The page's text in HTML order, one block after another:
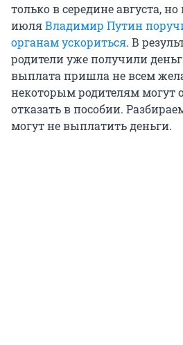
только в середине августа,
июляВладимир Путин
органам ускориться. В
родители уже получили
выплата пришла не всем
некоторым родителям могут
отказать в пособии.
могут не выплатить деньги.